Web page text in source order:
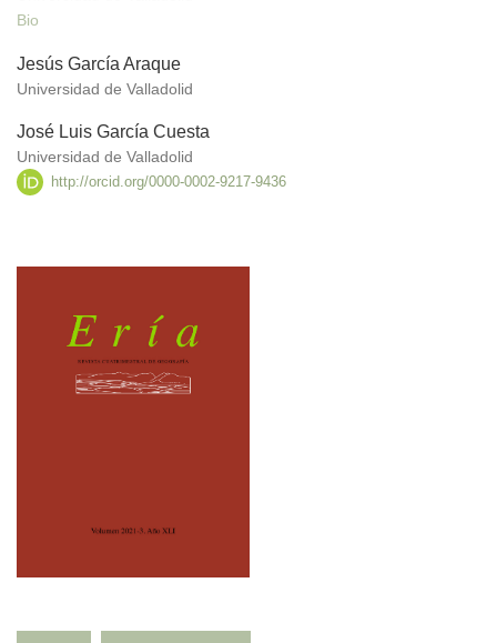
Bio
Jesús García Araque
Universidad de Valladolid
José Luis García Cuesta
Universidad de Valladolid
http://orcid.org/0000-0002-9217-9436